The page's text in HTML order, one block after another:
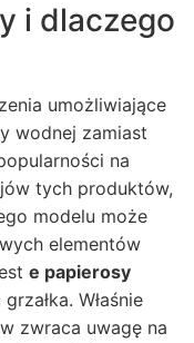
i dlaczego
umożliwiające
wodnej zamiast
na
tych produktów,
modelu może
elementów
e papierosy
Właśnie
zwraca uwagę na